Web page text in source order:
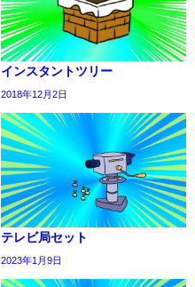
インスタントツリー
2018年12月2日
テレビ局セット
2023年1月9日